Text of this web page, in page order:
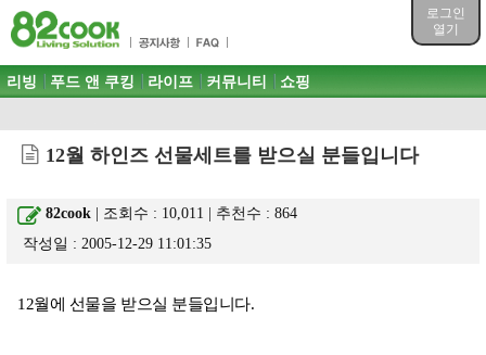
로그인
열기
목차
주메뉴 바로가기
컨텐츠 바로가기
검색 바로가기
로그인 바로가기
주메뉴
리빙 푸드 앤 쿠킹 라이프 커뮤니티 쇼핑
12월 하인즈 선물세트를 받으실 분들입니다
82cook | 조회수 : 10,011 | 추천수 :864
작성일 : 2005-12-29 11:01:35
12월에 선물을 받으실 분들입니다.